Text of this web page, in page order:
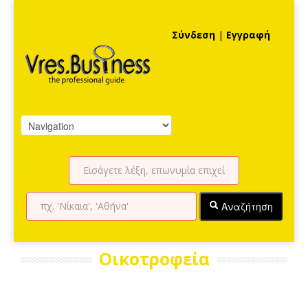
Σύνδεση | Εγγραφή
Αναζήτηση
Οικοτροφεία